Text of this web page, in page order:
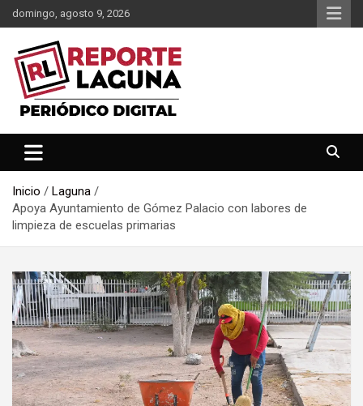
Saltar
al
contenido
domingo, agosto 9, 2026
Reporte Laguna
Inicio
Laguna
Apoya Ayuntamiento de Gómez Palacio con labores de
limpieza de escuelas primarias